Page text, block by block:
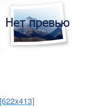
[622x413]